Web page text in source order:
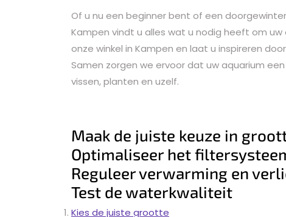
Of u nu een beginner bent of een
Kampen vindt u alles wat u nodig heeft om
onze winkel in Kampen en laat u inspireren
Samen zorgen we ervoor dat uw aquarium
vissen, planten en uzelf.
Maak de juiste keuze in
Optimaliseer het
Reguleer verwarming en
Test de waterkwaliteit
Kies de juiste grootte